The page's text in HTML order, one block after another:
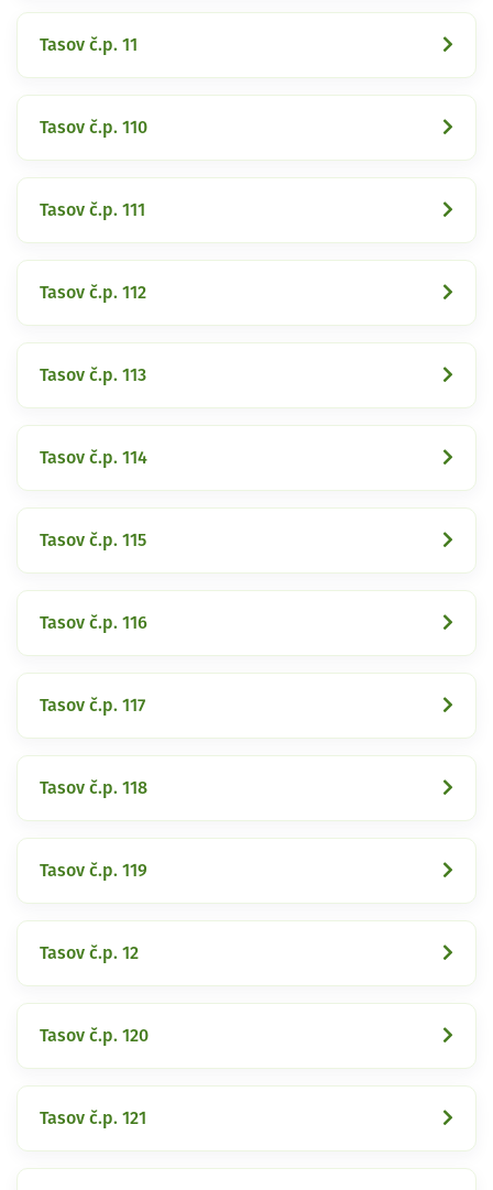
Tasov č.p. 11
Tasov č.p. 110
Tasov č.p. 111
Tasov č.p. 112
Tasov č.p. 113
Tasov č.p. 114
Tasov č.p. 115
Tasov č.p. 116
Tasov č.p. 117
Tasov č.p. 118
Tasov č.p. 119
Tasov č.p. 12
Tasov č.p. 120
Tasov č.p. 121